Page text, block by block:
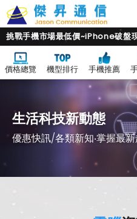
挑戰手機市場最低價~iPhone破盤
價格總覽 機型排行 手機推薦
生活科技新動態
優惠快訊/各類新知‧掌握最